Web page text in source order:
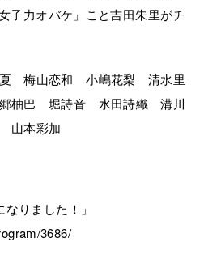
子力オバケ」こと吉田朱里がチ
梅山恋和 小嶋花梨 清水里
柚巴 堀詩音 水田詩織 溝川
本彩加
りました！」
3686/